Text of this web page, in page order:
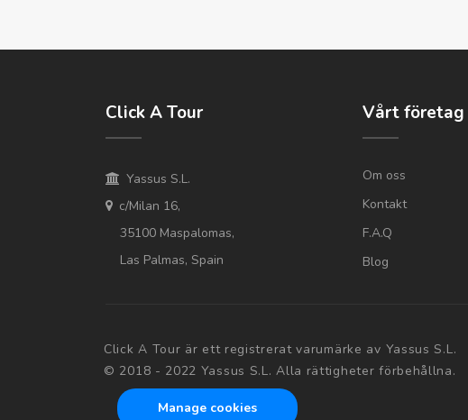
Click A Tour
Yassus S.L.
c/Milan 16,
35100 Maspalomas,
Las Palmas, Spain
Vårt företag
Om oss
Kontakt
F.A.Q
Blog
Click A Tour är ett registrerat varumärke av Yassus S.L.
© 2018 - 2022 Yassus S.L. Alla rättigheter förbehållna.
Manage cookies